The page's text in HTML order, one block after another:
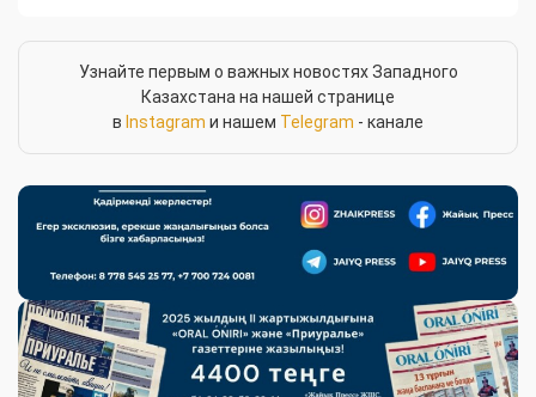
Узнайте первым о важных новостях Западного
Казахстана на нашей странице
в Instagram и нашем Telegram - канале